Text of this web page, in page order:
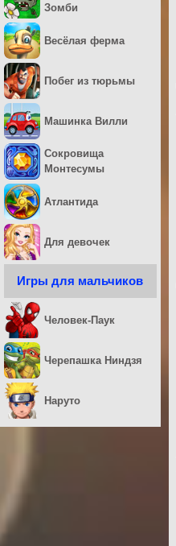
Зомби
Весёлая ферма
Побег из тюрьмы
Машинка Вилли
Сокровища
Монтесумы
Атлантида
Для девочек
Игры для мальчиков
Человек-Паук
Черепашка Ниндзя
Наруто